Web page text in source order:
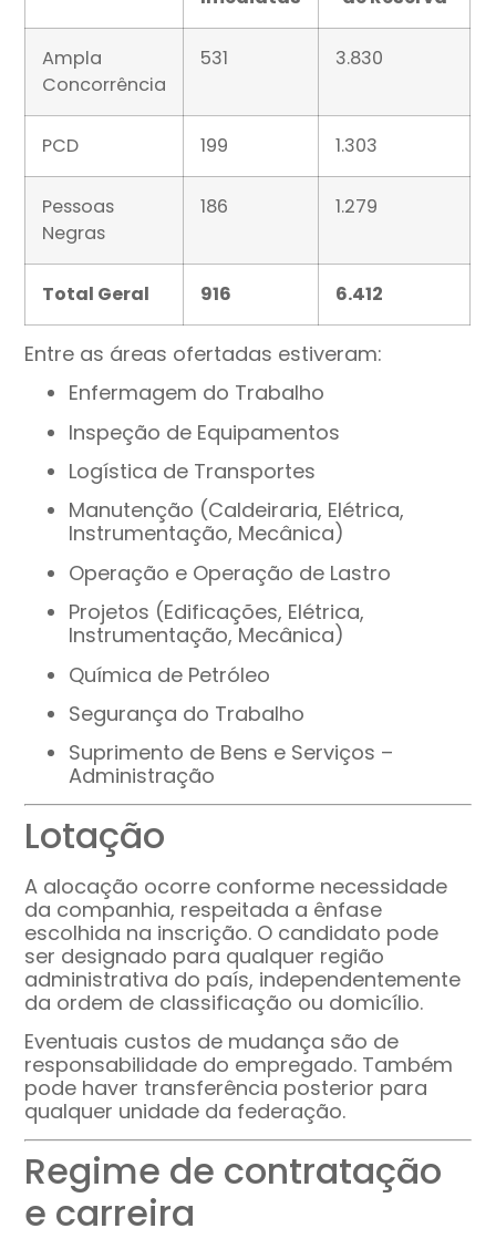
Ampla
Concorrência
531 3.830
PCD 199 1.303
Pessoas
Negras
186 1.279
Total Geral 916 6.412
Entre as áreas ofertadas estiveram:
Enfermagem do Trabalho
Inspeção de Equipamentos
Logística de Transportes
Manutenção (Caldeiraria, Elétrica,
Instrumentação, Mecânica)
Operação e Operação de Lastro
Projetos (Edificações, Elétrica,
Instrumentação, Mecânica)
Química de Petróleo
Segurança do Trabalho
Suprimento de Bens e Serviços –
Administração
Lotação
A alocação ocorre conforme necessidade
da companhia, respeitada a ênfase
escolhida na inscrição. O candidato pode
ser designado para qualquer região
administrativa do país, independentemente
da ordem de classificação ou domicílio.
Eventuais custos de mudança são de
responsabilidade do empregado. Também
pode haver transferência posterior para
qualquer unidade da federação.
Regime de contratação
e carreira